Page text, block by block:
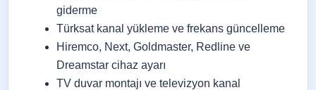
giderme
Türksat kanal yükleme ve frekans güncelleme
Hiremco, Next, Goldmaster, Redline ve
Dreamstar cihaz ayarı
TV duvar montajı ve televizyon kanal